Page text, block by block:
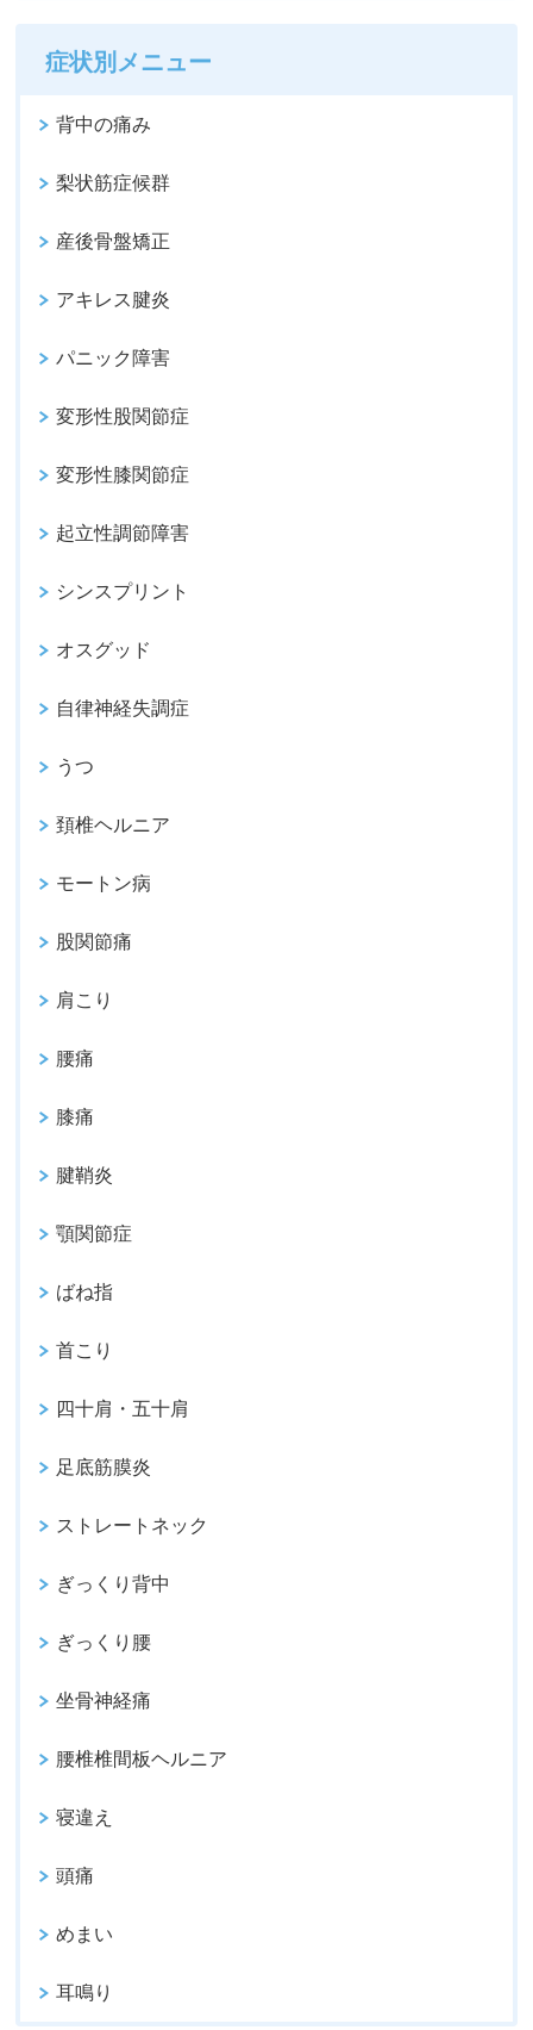
症状別メニュー
背中の痛み
梨状筋症候群
産後骨盤矯正
アキレス腱炎
パニック障害
変形性股関節症
変形性膝関節症
起立性調節障害
シンスプリント
オスグッド
自律神経失調症
うつ
頚椎ヘルニア
モートン病
股関節痛
肩こり
腰痛
膝痛
腱鞘炎
顎関節症
ばね指
首こり
四十肩・五十肩
足底筋膜炎
ストレートネック
ぎっくり背中
ぎっくり腰
坐骨神経痛
腰椎椎間板ヘルニア
寝違え
頭痛
めまい
耳鳴り